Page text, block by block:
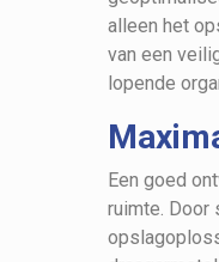
alleen het
van een
lopende
Een goed
ruimte. Door